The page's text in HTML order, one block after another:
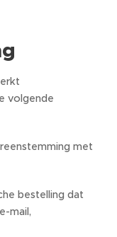
volgende
met
bestelling dat
mail,